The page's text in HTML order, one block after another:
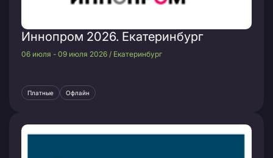
Иннопром 2026. Екатеринбург
06 июля - 09 июля 2026 / Екатеринбург
Платные Офлайн